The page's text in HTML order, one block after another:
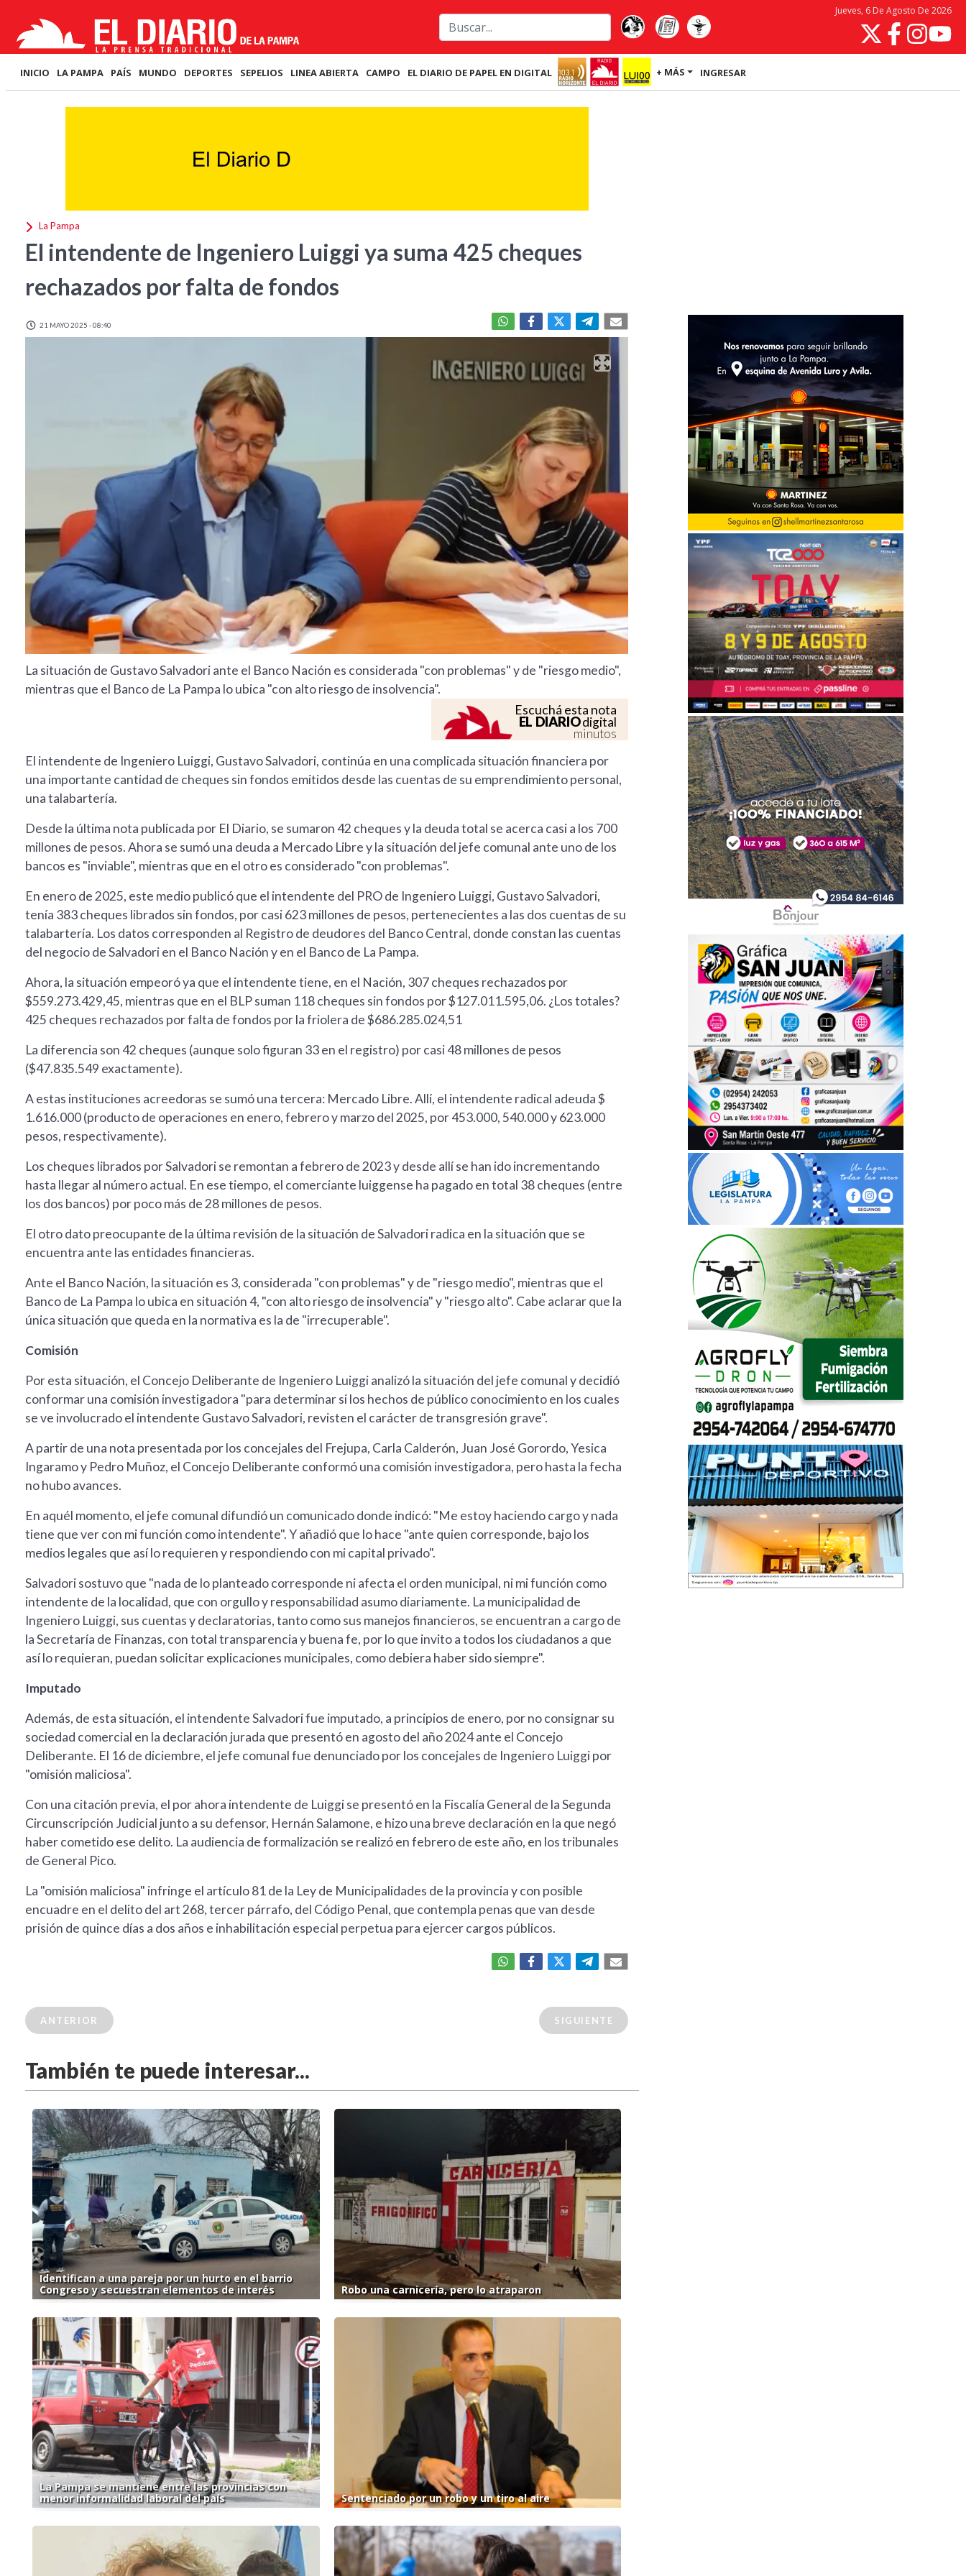
Jueves, 6 De Agosto De 2026
INICIO LA PAMPA PAÍS MUNDO DEPORTES SEPELIOS LINEA ABIERTA CAMPO EL DIARIO DE PAPEL EN DIGITAL + MÁS INGRESAR
La Pampa
El intendente de Ingeniero Luiggi ya suma 425 cheques
rechazados por falta de fondos
21 MAYO 2025 - 08:40
La situación de Gustavo Salvadori ante el Banco Nación es considerada "con problemas" y de "riesgo medio",
mientras que el Banco de La Pampa lo ubica "con alto riesgo de insolvencia".
Escuchá esta nota
EL DIARIOdigital
minutos
El intendente de Ingeniero Luiggi, Gustavo Salvadori, continúa en una complicada situación financiera por
una importante cantidad de cheques sin fondos emitidos desde las cuentas de su emprendimiento personal,
una talabartería.
Desde la última nota publicada por El Diario, se sumaron 42 cheques y la deuda total se acerca casi a los 700
millones de pesos. Ahora se sumó una deuda a Mercado Libre y la situación del jefe comunal ante uno de los
bancos es "inviable", mientras que en el otro es considerado "con problemas".
En enero de 2025, este medio publicó que el intendente del PRO de Ingeniero Luiggi, Gustavo Salvadori,
tenía 383 cheques librados sin fondos, por casi 623 millones de pesos, pertenecientes a las dos cuentas de su
talabartería. Los datos corresponden al Registro de deudores del Banco Central, donde constan las cuentas
del negocio de Salvadori en el Banco Nación y en el Banco de La Pampa.
Ahora, la situación empeoró ya que el intendente tiene, en el Nación, 307 cheques rechazados por
$559.273.429,45, mientras que en el BLP suman 118 cheques sin fondos por $127.011.595,06. ¿Los totales?
425 cheques rechazados por falta de fondos por la friolera de $686.285.024,51
La diferencia son 42 cheques (aunque solo figuran 33 en el registro) por casi 48 millones de pesos
($47.835.549 exactamente).
A estas instituciones acreedoras se sumó una tercera: Mercado Libre. Allí, el intendente radical adeuda $
1.616.000 (producto de operaciones en enero, febrero y marzo del 2025, por 453.000, 540.000 y 623.000
pesos, respectivamente).
Los cheques librados por Salvadori se remontan a febrero de 2023 y desde allí se han ido incrementando
hasta llegar al número actual. En ese tiempo, el comerciante luiggense ha pagado en total 38 cheques (entre
los dos bancos) por poco más de 28 millones de pesos.
El otro dato preocupante de la última revisión de la situación de Salvadori radica en la situación que se
encuentra ante las entidades financieras.
Ante el Banco Nación, la situación es 3, considerada "con problemas" y de "riesgo medio", mientras que el
Banco de La Pampa lo ubica en situación 4, "con alto riesgo de insolvencia" y "riesgo alto". Cabe aclarar que la
única situación que queda en la normativa es la de "irrecuperable".
Comisión
Por esta situación, el Concejo Deliberante de Ingeniero Luiggi analizó la situación del jefe comunal y decidió
conformar una comisión investigadora "para determinar si los hechos de público conocimiento en los cuales
se ve involucrado el intendente Gustavo Salvadori, revisten el carácter de transgresión grave".
A partir de una nota presentada por los concejales del Frejupa, Carla Calderón, Juan José Gorordo, Yesica
Ingaramo y Pedro Muñoz, el Concejo Deliberante conformó una comisión investigadora, pero hasta la fecha
no hubo avances.
En aquél momento, el jefe comunal difundió un comunicado donde indicó: "Me estoy haciendo cargo y nada
tiene que ver con mi función como intendente". Y añadió que lo hace "ante quien corresponde, bajo los
medios legales que así lo requieren y respondiendo con mi capital privado".
Salvadori sostuvo que "nada de lo planteado corresponde ni afecta el orden municipal, ni mi función como
intendente de la localidad, que con orgullo y responsabilidad asumo diariamente. La municipalidad de
Ingeniero Luiggi, sus cuentas y declaratorias, tanto como sus manejos financieros, se encuentran a cargo de
la Secretaría de Finanzas, con total transparencia y buena fe, por lo que invito a todos los ciudadanos a que
así lo requieran, puedan solicitar explicaciones municipales, como debiera haber sido siempre".
Imputado
Además, de esta situación, el intendente Salvadori fue imputado, a principios de enero, por no consignar su
sociedad comercial en la declaración jurada que presentó en agosto del año 2024 ante el Concejo
Deliberante. El 16 de diciembre, el jefe comunal fue denunciado por los concejales de Ingeniero Luiggi por
"omisión maliciosa".
Con una citación previa, el por ahora intendente de Luiggi se presentó en la Fiscalía General de la Segunda
Circunscripción Judicial junto a su defensor, Hernán Salamone, e hizo una breve declaración en la que negó
haber cometido ese delito. La audiencia de formalización se realizó en febrero de este año, en los tribunales
de General Pico.
La "omisión maliciosa" infringe el artículo 81 de la Ley de Municipalidades de la provincia y con posible
encuadre en el delito del art 268, tercer párrafo, del Código Penal, que contempla penas que van desde
prisión de quince días a dos años e inhabilitación especial perpetua para ejercer cargos públicos.
ANTERIOR SIGUIENTE
También te puede interesar...
Identifican a una pareja por un hurto en el barrio
Congreso y secuestran elementos de interés
Robo una carnicería, pero lo atraparon
La Pampa se mantiene entre las provincias con
menor informalidad laboral del país
Sentenciado por un robo y un tiro al aire